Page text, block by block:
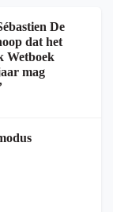
De
dat het
Wetboek
mag